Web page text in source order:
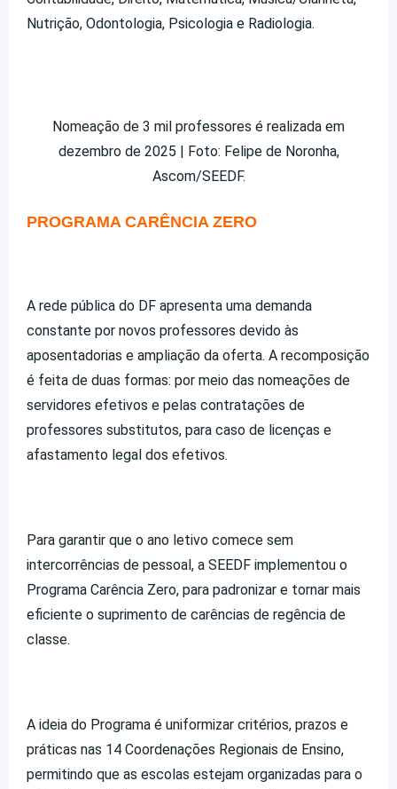
Nutrição, Odontologia, Psicologia e Radiologia.
Nomeação de 3 mil professores é realizada em
dezembro de 2025 | Foto: Felipe de Noronha,
Ascom/SEEDF.
PROGRAMA CARÊNCIA ZERO
A rede pública do DF apresenta uma demanda
constante por novos professores devido às
aposentadorias e ampliação da oferta. A recomposição
é feita de duas formas: por meio das nomeações de
servidores efetivos e pelas contratações de
professores substitutos, para caso de licenças e
afastamento legal dos efetivos.
Para garantir que o ano letivo comece sem
intercorrências de pessoal, a SEEDF implementou o
Programa Carência Zero, para padronizar e tornar mais
eficiente o suprimento de carências de regência de
classe.
A ideia do Programa é uniformizar critérios, prazos e
práticas nas 14 Coordenações Regionais de Ensino,
permitindo que as escolas estejam organizadas para o